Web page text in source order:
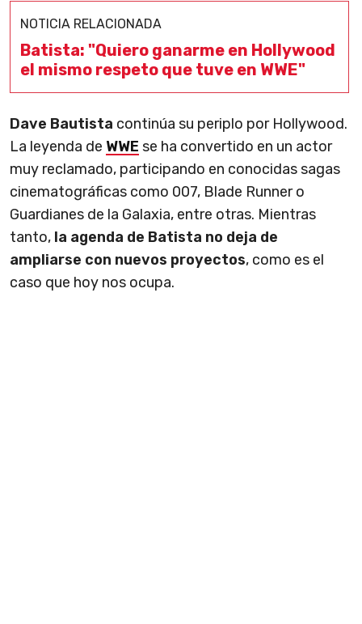
NOTICIA RELACIONADA
Batista: "Quiero ganarme en Hollywood
el mismo respeto que tuve en WWE"
Dave Bautista continúa su periplo por Hollywood.
La leyenda de WWE se ha convertido en un actor
muy reclamado, participando en conocidas sagas
cinematográficas como 007, Blade Runner o
Guardianes de la Galaxia, entre otras. Mientras
tanto, la agenda de Batista no deja de
ampliarse con nuevos proyectos, como es el
caso que hoy nos ocupa.